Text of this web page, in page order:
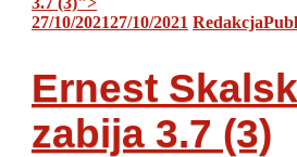
27/10/202127/10/2021 Redakcja
Ernest
zabija 3.7 (3)